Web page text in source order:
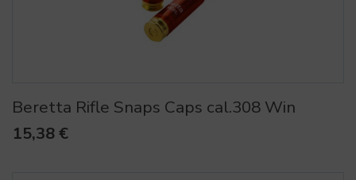
Beretta Rifle Snaps Caps cal.308 Win
15,38 €